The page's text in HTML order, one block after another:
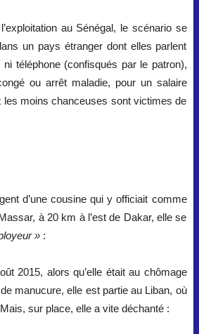
au Sénégal, le scénario se
un pays étranger dont elles parlent
téléphone (confisqués par le patron),
ou arrêt maladie, pour un salaire
les moins chanceuses sont victimes de
d’une cousine qui y officiait comme
à 20 km à l’est de Dakar, elle se
»:
2015, alors qu’elle était au chômage
manucure, elle est partie au Liban, où
sur place, elle a vite déchanté :